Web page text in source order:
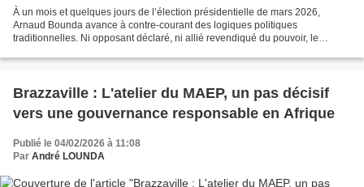
À un mois et quelques jours de l’élection présidentielle de mars 2026,
Arnaud Bounda avance à contre-courant des logiques politiques
traditionnelles. Ni opposant déclaré, ni allié revendiqué du pouvoir, le
Brazzaville : L'atelier du MAEP, un pas décisif
vers une gouvernance responsable en Afrique
Publié le 04/02/2026 à 11:08
Par André LOUNDA